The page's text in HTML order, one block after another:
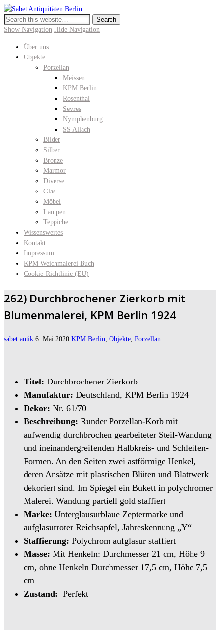
Meissen, KPM Porzellan, Perser- und Chinateppiche I Hochwertige
Antiquitäten in der Keitstrasse 10
Show Navigation Hide Navigation
Über uns
Objekte
Porzellan
Meissen
KPM Berlin
Rosenthal
Sevres
Nymphenburg
SS Allach
Bilder
Silber
Bronze
Marmor
Diverse
Glas
Möbel
Lampen
Teppiche
Wissenswertes
Kontakt
Impressum
KPM Weichmalerei Buch
Cookie-Richtlinie (EU)
262) Durchbrochener Zierkorb mit
Blumenmalerei, KPM Berlin 1924
sabet antik 6. Mai 2020 KPM Berlin, Objekte, Porzellan
Titel: Durchbrochener Zierkorb
Manufaktur: Deutschland, KPM Berlin 1924
Dekor: Nr. 61/70
Beschreibung: Runder Porzellan-Korb mit
aufwendig durchbrochen gearbeiteter Steil-Wandung
und ineinandergreifenden Halbkreis- und Schleifen-
Formen. An den Seiten zwei astförmige Henkel,
deren Ansätze mit plastischen Blüten und Blattwerk
dekoriert sind. Im Spiegel ein Bukett in polychromer
Malerei. Wandung partiell gold staffiert
Marke: Unterglausurblaue Zeptermarke und
aufglasurroter Reichsapfel, Jahreskennung „Y“
Staffierung: Polychrom aufglasur staffiert
Masse: Mit Henkeln: Durchmesser 21 cm, Höhe 9
cm, ohne Henkeln Durchmesser 17,5 cm, Höhe 7,5
cm
Zustand: Perfekt